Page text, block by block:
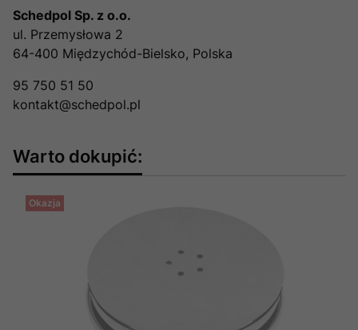
Schedpol Sp. z o.o.
ul. Przemysłowa 2
64-400 Międzychód-Bielsko, Polska
95 750 51 50
kontakt@schedpol.pl
Warto dokupić:
Okazja